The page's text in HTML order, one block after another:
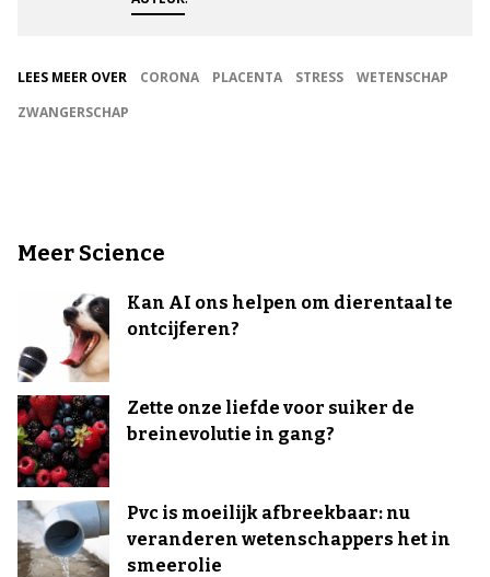
LEES MEER OVER CORONA PLACENTA STRESS
WETENSCHAP
ZWANGERSCHAP
Meer Science
Kan AI ons helpen om dierentaal te
ontcijferen?
Zette onze liefde voor suiker de
breinevolutie in gang?
Pvc is moeilijk afbreekbaar: nu
veranderen wetenschappers het in
smeerolie